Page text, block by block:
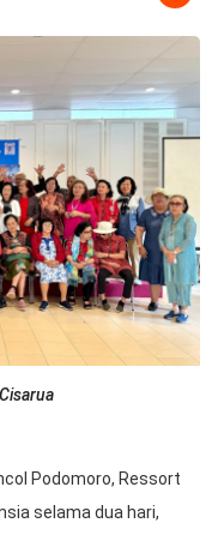
Podomoro, Ressort
selama dua hari,